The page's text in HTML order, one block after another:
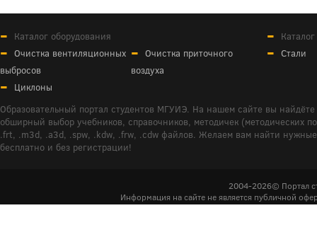
Каталог оборудования
Очистка вентиляционных
выбросов
Очистка приточного
воздуха
Циклоны
Стали
Образовательный портал студентов МГУИЭ. На нашем сайте вы
обширный выбор учебников, справочников, методичек (методических
.frt, .m3d, .a3d, .spw, .kdw, .frw, .cdw файлов. Желаем вам найти
бесплатно и без регистрации!
2004-2026© Портал
Информация на сайте не является публичной